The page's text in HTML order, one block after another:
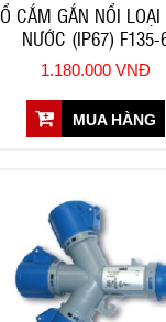
Ổ CẮM GẮN NỔI LOẠI
NƯỚC (IP67) F135-
1.180.000 VNĐ
MUA HÀNG